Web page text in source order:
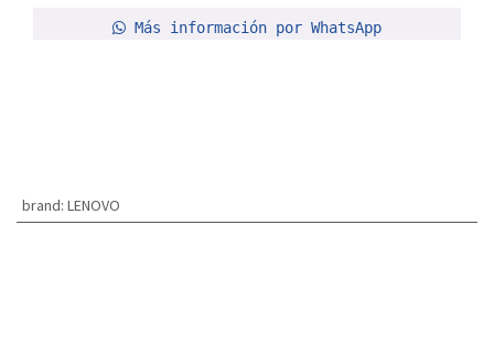
Más información por WhatsApp
brand: LENOVO